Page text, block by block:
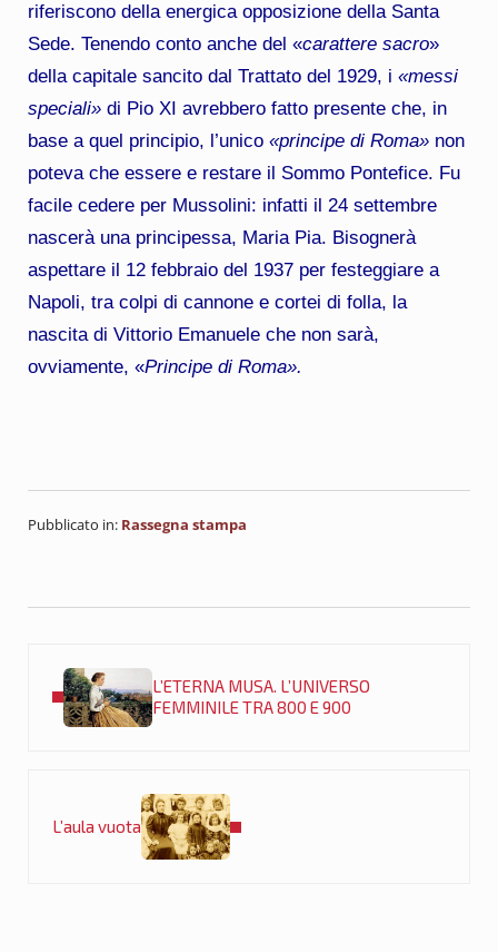
riferiscono della energica opposizione della Santa
Sede. Tenendo conto anche del «carattere sacro»
della capitale sancito dal Trattato del 1929, i «messi
speciali»di Pio XI avrebbero fatto presente che, in
base a quel principio, l’unico «principe di Roma»non
poteva che essere e restare il Sommo Pontefice. Fu
facile cedere per Mussolini: infatti il 24 settembre
nascerà una principessa, Maria Pia. Bisognerà
aspettare il 12 febbraio del 1937 per festeggiare a
Napoli, tra colpi di cannone e cortei di folla, la
nascita di Vittorio Emanuele che non sarà,
ovviamente, «Principe di Roma».
Pubblicato in: Rassegna stampa
L’ETERNA MUSA. L’UNIVERSO
FEMMINILE TRA 800 E 900
L’aula vuota